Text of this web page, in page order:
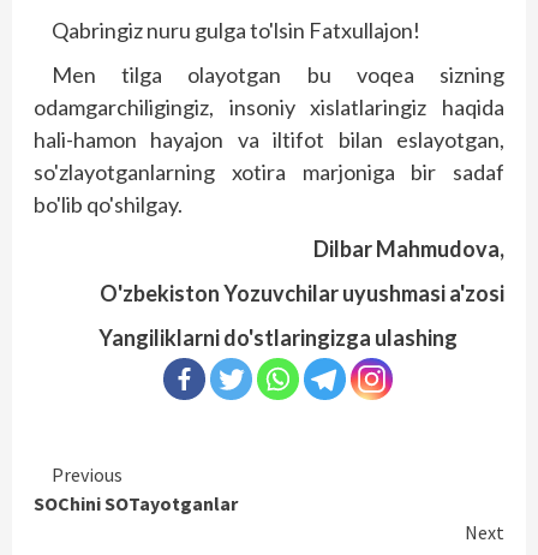
Qabringiz nuru gulga to'lsin Fatxullajon!
Men tilga olayotgan bu voqea sizning
odamgarchiligingiz, insoniy xislatlaringiz haqida
hali-hamon hayajon va iltifot bilan eslayotgan,
so'zlayotganlarning xotira marjoniga bir sadaf
bo'lib qo'shilgay.
Dilbar Mahmudova,
O'zbekiston Yozuvchilar uyushmasi a'zosi
Yangiliklarni do'stlaringizga ulashing
Continue
Reading
Previous
SOChini SOTayotganlar
Next